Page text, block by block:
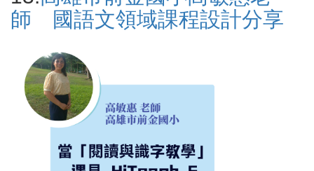
師 國語文領域課程設計分享